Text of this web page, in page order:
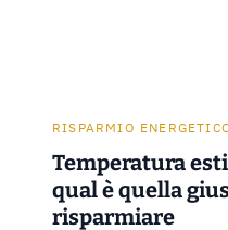
RISPARMIO
Temperatura
qual è quella
risparmiare